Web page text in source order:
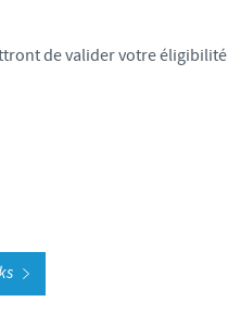
de valider votre éligibilité